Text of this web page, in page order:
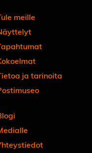
meille
ja tarinoita